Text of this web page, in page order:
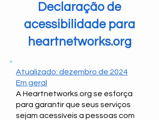
Declaração de
acessibilidade para
heartnetworks.org
Atualizado: dezembro de 2024
Em geral
A Heartnetworks.org se esforça
para garantir que seus serviços
sejam acessíveis a pessoas com